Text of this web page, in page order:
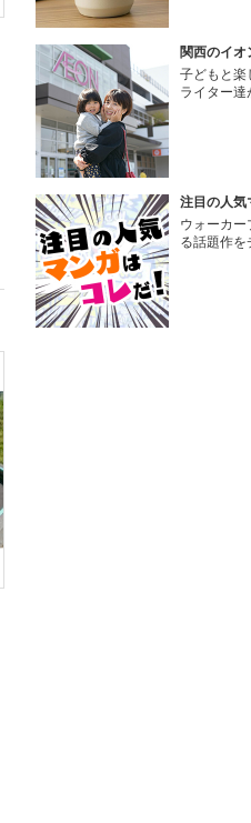
関西のイオ
子どもと楽
ライター達
注目の人気
ウォーカー
る話題作を